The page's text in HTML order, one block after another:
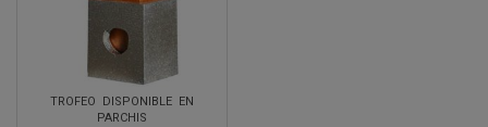
TROFEO DISPONIBLE EN
PARCHIS